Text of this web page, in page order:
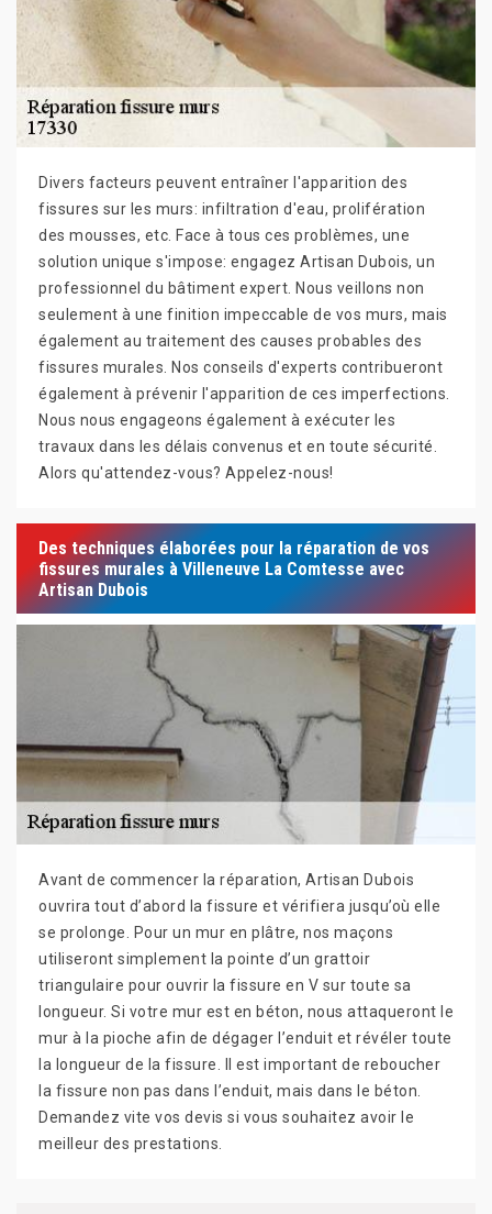
Divers facteurs peuvent entraîner l'apparition des
fissures sur les murs: infiltration d'eau, prolifération
des mousses, etc. Face à tous ces problèmes, une
solution unique s'impose: engagez Artisan Dubois, un
professionnel du bâtiment expert. Nous veillons non
seulement à une finition impeccable de vos murs, mais
également au traitement des causes probables des
fissures murales. Nos conseils d'experts contribueront
également à prévenir l'apparition de ces imperfections.
Nous nous engageons également à exécuter les
travaux dans les délais convenus et en toute sécurité.
Alors qu'attendez-vous? Appelez-nous!
Des techniques élaborées pour la réparation de vos
fissures murales à Villeneuve La Comtesse avec
Artisan Dubois
Avant de commencer la réparation, Artisan Dubois
ouvrira tout d’abord la fissure et vérifiera jusqu’où elle
se prolonge. Pour un mur en plâtre, nos maçons
utiliseront simplement la pointe d’un grattoir
triangulaire pour ouvrir la fissure en V sur toute sa
longueur. Si votre mur est en béton, nous attaqueront le
mur à la pioche afin de dégager l’enduit et révéler toute
la longueur de la fissure. Il est important de reboucher
la fissure non pas dans l’enduit, mais dans le béton.
Demandez vite vos devis si vous souhaitez avoir le
meilleur des prestations.